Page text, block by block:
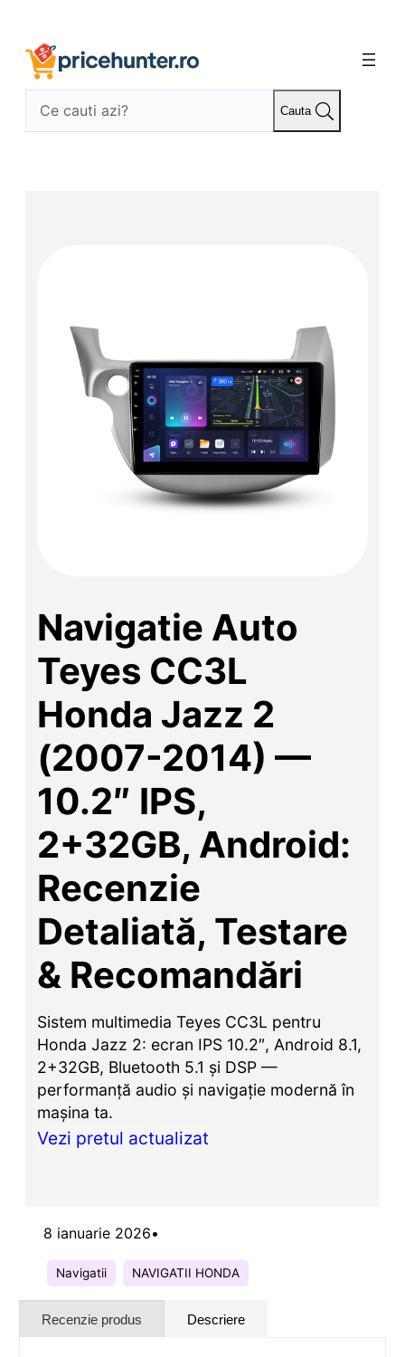
conținut
Cauta
Navigatie Auto
Teyes CC3L
Honda Jazz 2
(2007-2014) —
10.2″ IPS,
2+32GB, Android:
Recenzie
Detaliată, Testare
& Recomandări
Sistem multimedia Teyes CC3L pentru
Honda Jazz 2: ecran IPS 10.2″, Android 8.1,
2+32GB, Bluetooth 5.1 și DSP —
performanță audio și navigație modernă în
mașina ta.
Vezi pretul actualizat
8 ianuarie 2026•
Navigatii NAVIGATII HONDA
Recenzie produs Descriere